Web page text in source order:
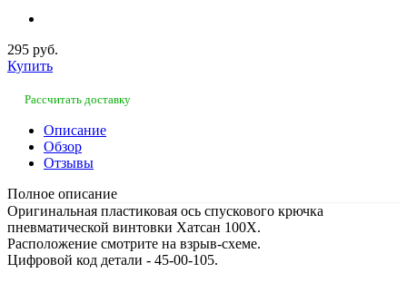
295 руб.
Купить
Рассчитать доставку
Описание
Обзор
Отзывы
Полное описание
Оригинальная пластиковая ось спускового крючка
пневматической винтовки Хатсан 100X.
Расположение смотрите на взрыв-схеме.
Цифровой код детали - 45-00-105.